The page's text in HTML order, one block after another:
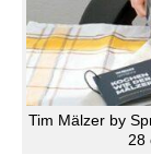
Tim Mälzer by
28